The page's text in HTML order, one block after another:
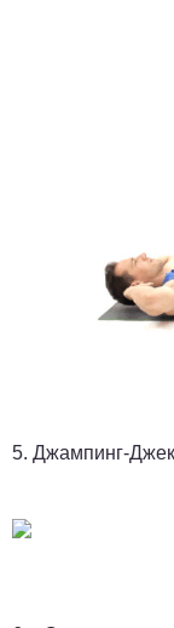
5. Джампинг-